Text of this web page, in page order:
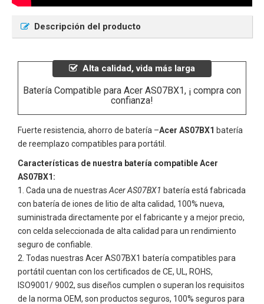
Descripción del producto
Alta calidad, vida más larga
Batería Compatible para Acer AS07BX1, ¡ compra con
confianza!
Fuerte resistencia, ahorro de batería –Acer AS07BX1 batería
de reemplazo compatibles para portátil.
Características de nuestra batería compatible Acer
AS07BX1:
Cada una de nuestras Acer AS07BX1 batería está fabricada
con batería de iones de litio de alta calidad, 100% nueva,
suministrada directamente por el fabricante y a mejor precio,
con celda seleccionada de alta calidad para un rendimiento
seguro de confiable.
Todas nuestras Acer AS07BX1 batería compatibles para
portátil cuentan con los certificados de CE, UL, ROHS,
ISO9001/ 9002, sus diseños cumplen o superan los requisitos
de la norma OEM, son productos seguros, 100% seguros para